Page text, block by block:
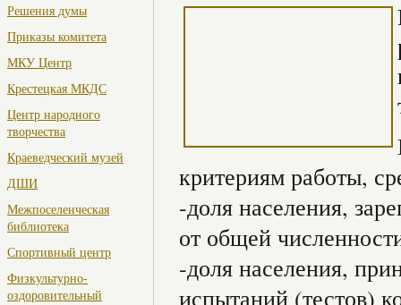
Решения думы
Приказы комитета
МКУ Центр
Крестецкая МКДС
Центр народного
творчества
Краеведческий музей
ДШИ
Межпоселенческая
библиотека
Спортивный центр
Физкультурно-
оздоровительный
критериям работы,
-доля населения,
от общей
-доля населения,
испытаний (тестов)